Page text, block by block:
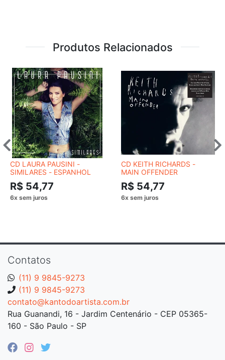
Produtos Relacionados
CD LAURA PAUSINI -
SIMILARES - ESPANHOL
R$ 54,77
CD KEITH RICHARDS -
MAIN OFFENDER
R$ 54,77
Contatos
(11) 9 9845-9273
(11) 9 9845-9273
contato@kantodoartista.com.br
Rua Guanandi, 16 - Jardim Centenário - CEP 05365-
160 - São Paulo - SP